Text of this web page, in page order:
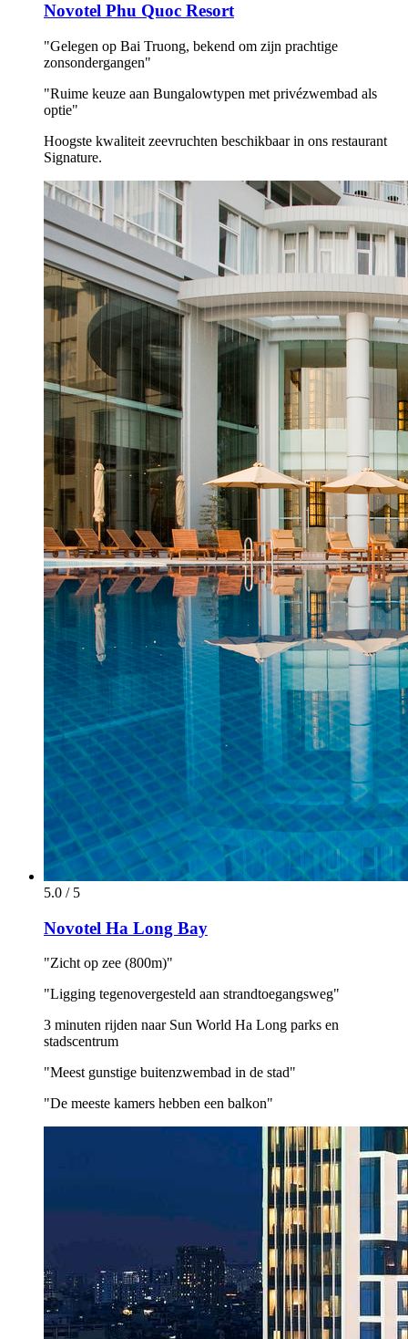
Novotel Phu Quoc Resort
"Gelegen op Bai Truong, bekend om zijn prachtige
zonsondergangen"
"Ruime keuze aan Bungalowtypen met privézwembad als
optie"
Hoogste kwaliteit zeevruchten beschikbaar in ons restaurant
Signature.
5.0 / 5
Novotel Ha Long Bay
"Zicht op zee (800m)"
"Ligging tegenovergesteld aan strandtoegangsweg"
3 minuten rijden naar Sun World Ha Long parks en
stadscentrum
"Meest gunstige buitenzwembad in de stad"
"De meeste kamers hebben een balkon"